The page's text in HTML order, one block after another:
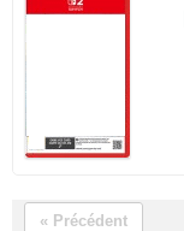
« Précédent